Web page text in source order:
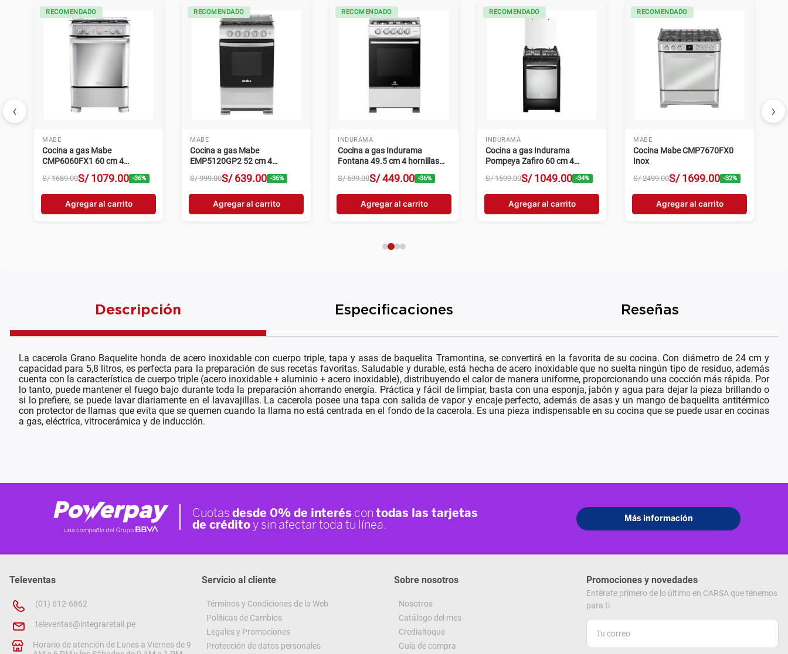
‹
RECOMENDADO
MABE
Cocina a gas Mabe
CMP6060FX1 60 cm 4
hornillas acero inoxidable
S/ 1689.00S/ 1079.00 -36%
Agregar al carrito
RECOMENDADO
MABE
Cocina a gas Mabe
EMP5120GP2 52 cm 4
hornillas grafito
S/ 999.00S/ 639.00 -36%
Agregar al carrito
RECOMENDADO
INDURAMA
Cocina a gas Indurama
Fontana 49.5 cm 4 hornillas
S/ 699.00S/ 449.00 -36%
Agregar al carrito
RECOMENDADO
INDURAMA
Cocina a gas Indurama
Pompeya Zafiro 60 cm 4
hornillas negro
S/ 1599.00S/ 1049.00 -34%
Agregar al carrito
RECOMENDADO
MABE
Cocina Mabe CMP7670FX0
Inox
S/ 2499.00S/ 1699.00 -32%
Agregar al carrito
›
Descripción Especificaciones Reseñas
La cacerola Grano Baquelite honda de acero inoxidable con cuerpo triple, tapa y asas de baquelita Tramontina, se convertirá en la favorita de su cocina. Con diámetro de 24 cm y
capacidad para 5,8 litros, es perfecta para la preparación de sus recetas favoritas. Saludable y durable, está hecha de acero inoxidable que no suelta ningún tipo de residuo, además
cuenta con la característica de cuerpo triple (acero inoxidable + aluminio + acero inoxidable), distribuyendo el calor de manera uniforme, proporcionando una cocción más rápida. Por
lo tanto, puede mantener el fuego bajo durante toda la preparación ahorrando energía. Práctica y fácil de limpiar, basta con una esponja, jabón y agua para dejar la pieza brillando o
si lo prefiere, se puede lavar diariamente en el lavavajillas. La cacerola posee una tapa con salida de vapor y encaje perfecto, además de asas y un mango de baquelita antitérmico
con protector de llamas que evita que se quemen cuando la llama no está centrada en el fondo de la cacerola. Es una pieza indispensable en su cocina que se puede usar en cocinas
a gas, eléctrica, vitrocerámica y de inducción.
Televentas
(01) 612-6862
televentas@integraretail.pe
Horario de atención de Lunes a Viernes de 9
Servicio al cliente
Términos y Condiciones de la Web
Políticas de Cambios
Legales y Promociones
Protección de datos personales
Sobre nosotros
Nosotros
Catálogo del mes
Credialtoque
Guía de compra
Promociones y novedades
Entérate primero de lo último en CARSA que tenemos
para ti